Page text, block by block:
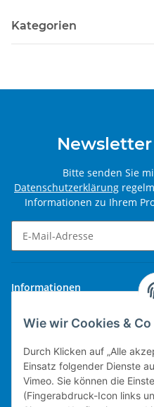
Wie wir Cookies &
Durch Klicken auf „Alle
Einsatz folgender Dienste
Vimeo. Sie können die
(Fingerabdruck-Icon links
Kategorien
Bitte senden Sie
Datenschutzerklärung
Informationen zu Ihrem
Informationen
Gesetzliche Informationen
Technische Umsetzung.